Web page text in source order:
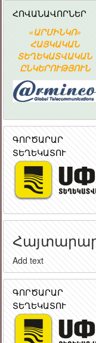
ՀՈՎԱՆԱՎՈՐՆԵՐ
«ԱՐՄԻՆԿՈ»
ՀԱՅԿԱԿԱՆ
ՏԵՂԵԿԱՏՎԱԿԱՆ
ԸՆԿԵՐՈՒԹՅՈՒՆ
ԳՈՐԾԱՐԱՐ
ՏԵՂԵԿԱՏՈՒ
Add text
ԳՈՐԾԱՐԱՐ
ՏԵՂԵԿԱՏՈՒ